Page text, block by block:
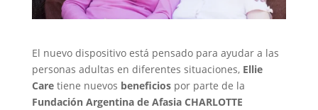
El nuevo dispositivo está pensado para ayudar a las
personas adultas en diferentes situaciones, Ellie
Caretiene nuevos beneficiospor parte de la
Fundación Argentina de Afasia CHARLOTTE